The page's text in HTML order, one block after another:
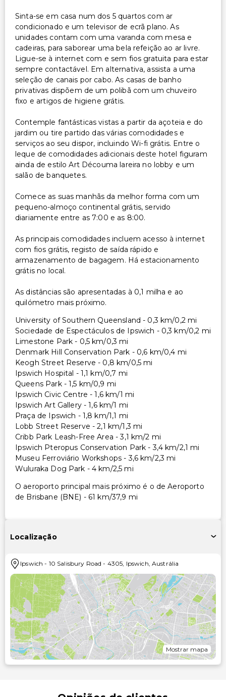
Sinta-se em casa num dos 5 quartos com ar
condicionado e um televisor de ecrã plano. As
unidades contam com uma varanda com mesa e
cadeiras, para saborear uma bela refeição ao ar livre.
Ligue-se à internet com e sem fios gratuita para estar
sempre contactável. Em alternativa, assista a uma
seleção de canais por cabo. As casas de banho
privativas dispõem de um polibã com um chuveiro
fixo e artigos de higiene grátis.
Contemple fantásticas vistas a partir da açoteia e do
jardim ou tire partido das várias comodidades e
serviços ao seu dispor, incluindo Wi-fi grátis. Entre o
leque de comodidades adicionais deste hotel figuram
ainda de estilo Art Découma lareira no lobby e um
salão de banquetes.
Comece as suas manhãs da melhor forma com um
pequeno-almoço continental grátis, servido
diariamente entre as 7:00 e as 8:00.
As principais comodidades incluem acesso à internet
com fios grátis, registo de saída rápido e
armazenamento de bagagem. Há estacionamento
grátis no local.
As distâncias são apresentadas à 0,1 milha e ao
quilómetro mais próximo.
University of Southern Queensland - 0,3 km/0,2 mi
Sociedade de Espectáculos de Ipswich - 0,3 km/0,2 mi
Limestone Park - 0,5 km/0,3 mi
Denmark Hill Conservation Park - 0,6 km/0,4 mi
Keogh Street Reserve - 0,8 km/0,5 mi
Ipswich Hospital - 1,1 km/0,7 mi
Queens Park - 1,5 km/0,9 mi
Ipswich Civic Centre - 1,6 km/1 mi
Ipswich Art Gallery - 1,6 km/1 mi
Praça de Ipswich - 1,8 km/1,1 mi
Lobb Street Reserve - 2,1 km/1,3 mi
Cribb Park Leash-Free Area - 3,1 km/2 mi
Ipswich Pteropus Conservation Park - 3,4 km/2,1 mi
Museu Ferroviário Workshops - 3,6 km/2,3 mi
Wuluraka Dog Park - 4 km/2,5 mi
O aeroporto principal mais próximo é o de Aeroporto
de Brisbane (BNE) - 61 km/37,9 mi
Localização
Ipswich - 10 Salisbury Road - 4305, Ipswich, Austrália
Mostrar mapa